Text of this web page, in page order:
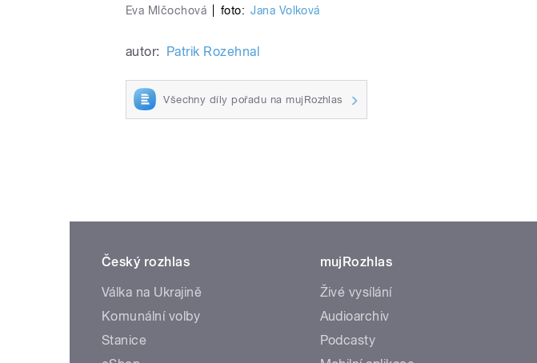
Eva Mlčochová foto: Jana Volková
autor: Patrik Rozehnal
Všechny díly pořadu na mujRozhlas
Český rozhlas
Válka na Ukrajině
Komunální volby
Stanice
mujRozhlas
Živé vysílání
Audioarchiv
Podcasty